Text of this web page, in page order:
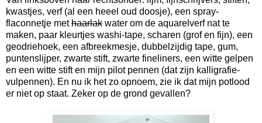
kwastjes, verf (al een heeel oud doosje), een spray-
flaconnetje methaarlak water om de aquarelverf nat te
maken, paar kleurtjes washi-tape, scharen (grof en fijn), een
geodriehoek, een afbreekmesje, dubbelzijdig tape, gum,
puntenslijper, zwarte stift, zwarte fineliners, een witte gelpen
en een witte stift en mijn pilot pennen (dat zijn kalligrafie-
vulpennen). En nu ik het zo opnoem, zie ik dat mijn potlood
er niet op staat. Zeker op de grond gevallen?